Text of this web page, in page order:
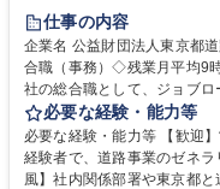
研修あり
退職金あり
駅近5分以内
資格取得手
仕事の内容
企業名 公益財団法人東京都道路整備保全公社
合職（事務）◇残業月平均9時間未
社の総合職として、ジョブ
等のフロント部門の部署等幅
制度やキャリア支援が充実してお
管理部門：広報、人事、経
門：駐車場の新規開拓、管
必要な経験・能力等
必要な経験・能力等 【歓迎
経験者で、道路事業のゼネ
風】社内関係部署や東京都